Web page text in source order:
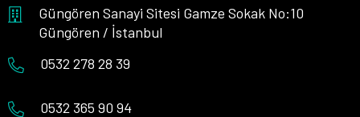
Güngören Sanayi Sitesi Gamze Sokak No:10
Güngören / İstanbul
0532 278 28 39
0532 365 90 94